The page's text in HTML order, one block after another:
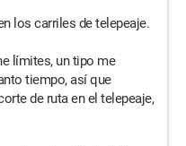
los carriles de telepeaje.
límites, un tipo me
tiempo, así que
de ruta en el telepeaje,